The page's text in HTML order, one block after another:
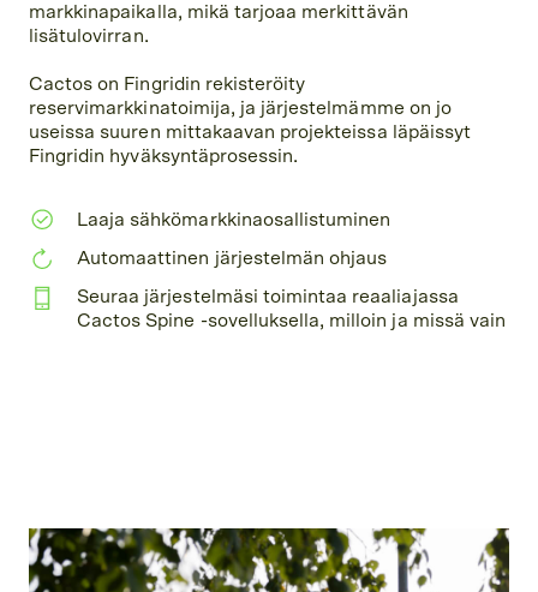
markkinapaikalla, mikä tarjoaa merkittävän
lisätulovirran.
Cactos on Fingridin rekisteröity
reservimarkkinatoimija, ja järjestelmämme on jo
useissa suuren mittakaavan projekteissa läpäissyt
Fingridin hyväksyntäprosessin.
Laaja sähkömarkkinaosallistuminen
Automaattinen järjestelmän ohjaus
Seuraa järjestelmäsi toimintaa reaaliajassa
Cactos Spine -sovelluksella, milloin ja missä vain